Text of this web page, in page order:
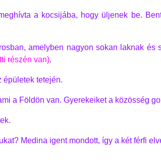
a kocsijába, hogy üljenek be.
amelyben nagyon sokan laknak és
részén van).
épületek tetején.
a Földön van. Gyerekeiket a közösség
Medina igent mondott, így a két férfi